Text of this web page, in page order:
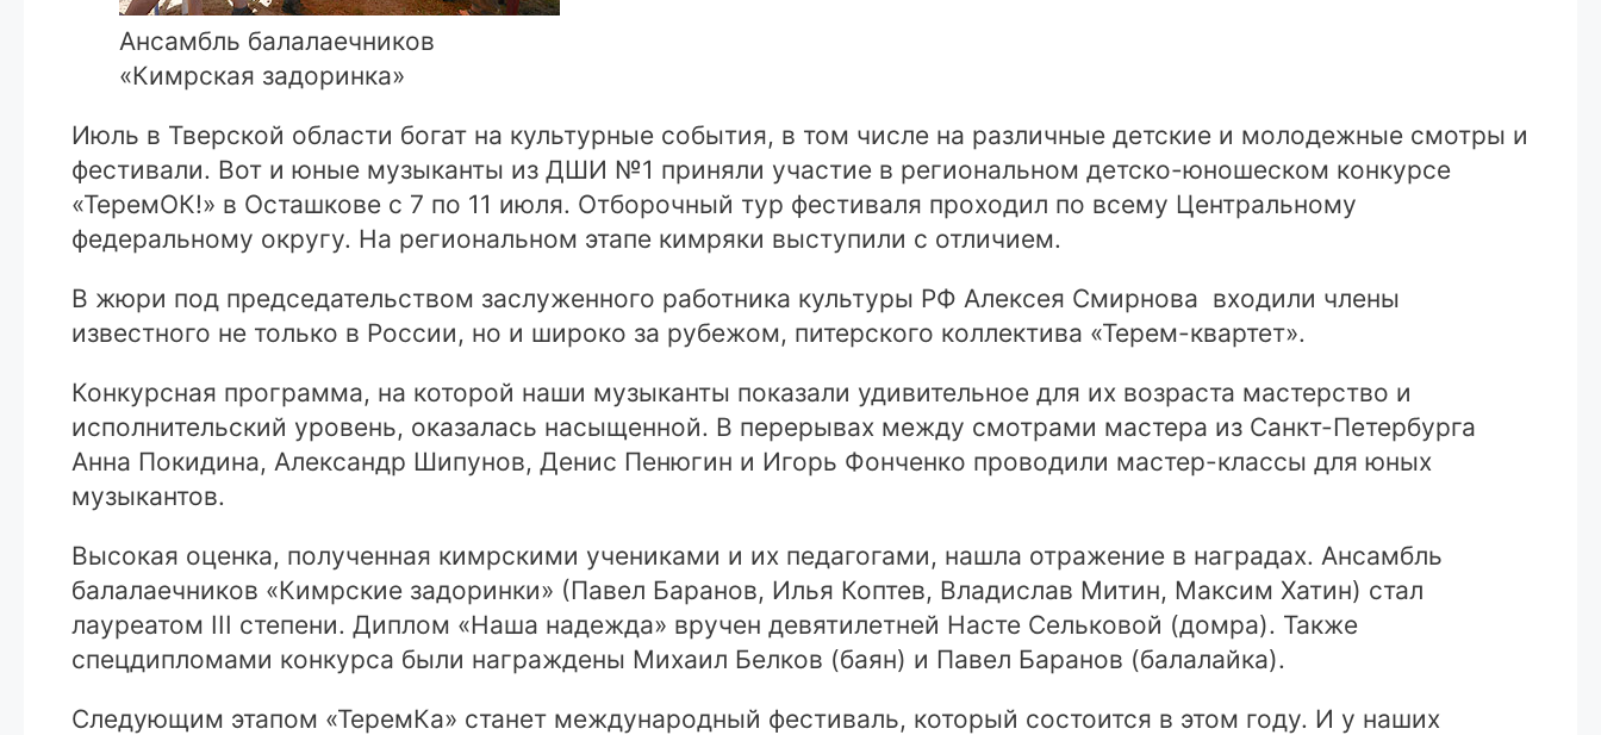
Ансамбль балалаечников
«Кимрская задоринка»
Июль в Тверской области богат на культурные события, в том числе на различные детские и молодежные смотры и
фестивали. Вот и юные музыканты из ДШИ №1 приняли участие в региональном детско-юношеском конкурсе
«ТеремОК!» в Осташкове с 7 по 11 июля. Отборочный тур фестиваля проходил по всему Центральному
федеральному округу. На региональном этапе кимряки выступили с отличием.
В жюри под председательством заслуженного работника культуры РФ Алексея Смирнова входили члены
известного не только в России, но и широко за рубежом, питерского коллектива «Терем-квартет».
Конкурсная программа, на которой наши музыканты показали удивительное для их возраста мастерство и
исполнительский уровень, оказалась насыщенной. В перерывах между смотрами мастера из Санкт-Петербурга
Анна Покидина, Александр Шипунов, Денис Пенюгин и Игорь Фонченко проводили мастер-классы для юных
музыкантов.
Высокая оценка, полученная кимрскими учениками и их педагогами, нашла отражение в наградах. Ансамбль
балалаечников «Кимрские задоринки» (Павел Баранов, Илья Коптев, Владислав Митин, Максим Хатин) стал
лауреатом III степени. Диплом «Наша надежда» вручен девятилетней Насте Сельковой (домра). Также
спецдипломами конкурса были награждены Михаил Белков (баян) и Павел Баранов (балалайка).
Следующим этапом «ТеремКа» станет международный фестиваль, который состоится в этом году. И у наших